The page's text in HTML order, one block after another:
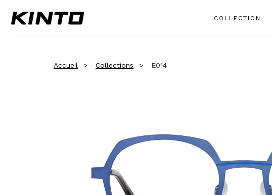
COLLECTION
Accueil Collections E014